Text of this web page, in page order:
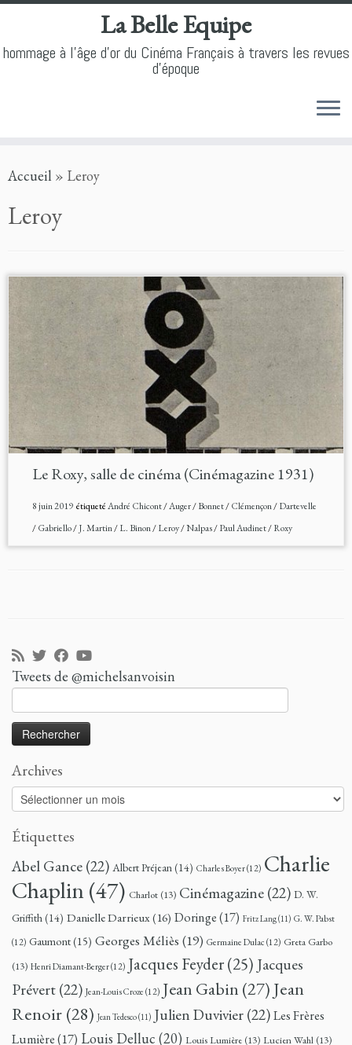
to
La Belle Equipe
hommage à l'âge d'or du Cinéma Français à travers les revues
d'époque
Accueil » Leroy
Leroy
Le Roxy, salle de cinéma (Cinémagazine 1931)
8 juin 2019étiquetéAndré Chicont/Auger/Bonnet/Clémençon/Dartevelle
/Gabriello/J. Martin/L. Binon/Leroy/Nalpas/Paul Audinet/Roxy
Tweets de @michelsanvoisin
Archives
Archives
Étiquettes
Abel Gance(22) Albert Préjean(14) Charles Boyer(12) Charlie
Chaplin(47) Charlot (13) Cinémagazine(22) D. W.
Griffith(14) Danielle Darrieux(16) Doringe(17) Fritz Lang(11) G. W. Pabst
(12) Gaumont(15) Georges Méliès (19) Germaine Dulac (12) Greta Garbo
(13) Henri Diamant-Berger(12) Jacques Feyder(25) Jacques
Prévert(22) Jean-Louis Croze (12) Jean Gabin (27) Jean
Renoir (28) Jean Tedesco(11) Julien Duvivier(22)Les Frères
Lumière(17) Louis Delluc (20) Louis Lumière (13) Lucien Wahl (13)